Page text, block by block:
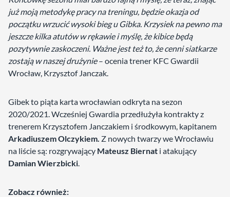
już moją metodykę pracy na treningu, będzie okazja od
początku wrzucić wysoki bieg u Gibka. Krzysiek na pewno ma
jeszcze kilka atutów w rękawie i myślę, że kibice będą
pozytywnie zaskoczeni. Ważne jest też to, że cenni siatkarze
zostają w naszej drużynie– ocenia trener KFC Gwardii
Wrocław, Krzysztof Janczak.
Gibek to piąta karta wrocławian odkryta na sezon
2020/2021. Wcześniej Gwardia przedłużyła kontrakty z
trenerem Krzysztofem Janczakiem i środkowym, kapitanem
Arkadiuszem Olczykiem. Z nowych twarzy we Wrocławiu
na liście są: rozgrywający Mateusz Biernat i atakujący
Damian Wierzbicki.
Zobacz również: